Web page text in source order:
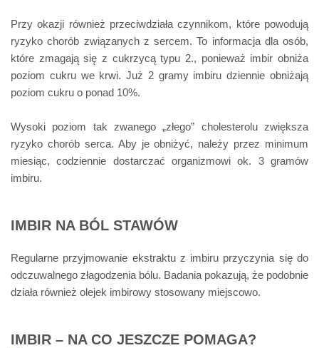
Przy okazji również przeciwdziała czynnikom, które powodują
ryzyko chorób związanych z sercem. To informacja dla osób,
które zmagają się z cukrzycą typu 2., ponieważ imbir obniża
poziom cukru we krwi. Już 2 gramy imbiru dziennie obniżają
poziom cukru o ponad 10%.
Wysoki poziom tak zwanego „złego” cholesterolu zwiększa
ryzyko chorób serca. Aby je obniżyć, należy przez minimum
miesiąc, codziennie dostarczać organizmowi ok. 3 gramów
imbiru.
IMBIR NA BÓL STAWÓW
Regularne przyjmowanie ekstraktu z imbiru przyczynia się do
odczuwalnego złagodzenia bólu. Badania pokazują, że podobnie
działa również olejek imbirowy stosowany miejscowo.
IMBIR – NA CO JESZCZE POMAGA?